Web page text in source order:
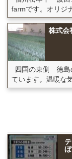
farmです。オリジ
株式
四国の東側 徳島
ています。温暖な